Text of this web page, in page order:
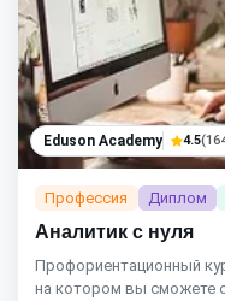
Eduson Academy 4.5
Профессия Диплом
Аналитик с нуля
Профориентационный
на котором вы сможете